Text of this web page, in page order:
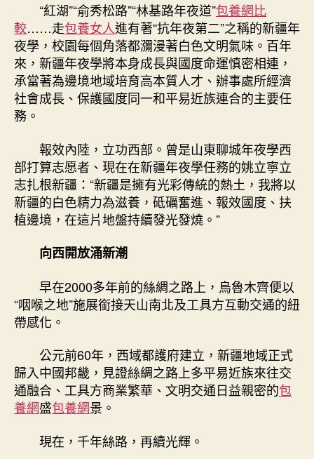
“紅湖”“俞秀松路”“林基路年夜道”包養網比
較……走包養女人進有著“抗年夜第二”之稱的新疆年
夜學，校園每個角落都瀰漫著白色文明氣味。百年
來，新疆年夜學將本身成長與國度命運慎密相連，
承當著為邊境地域培育高本質人才、辦事處所經濟
社會成長、保護國度同一和平易近族連合的主要任
務。
報效內陸，立功西部。曾是山東聊城年夜學西
部打算志愿者、現在在新疆年夜學任務的姚立寧立
志扎根新疆：“新疆是擁有光彩傳統的熱土，我將以
新疆的白色精力為滋養，砥礪奮進、報效國度、扶
植邊境，在這片地盤持續發光發燒。”
向西開放涌新潮
早在2000多年前的絲綢之路上，烏魯木齊便以
“咽喉之地”施展銜接天山南北及工具方互動交通的紐
帶感化。
公元前60年，西域都護府建立，新疆地域正式
歸入中國邦畿，見證絲綢之路上多平易近族來往交
通融合、工具方商業繁華、文明交通日益親密的包
養網盛包養網景。
現在，千年絲路，再續光輝。